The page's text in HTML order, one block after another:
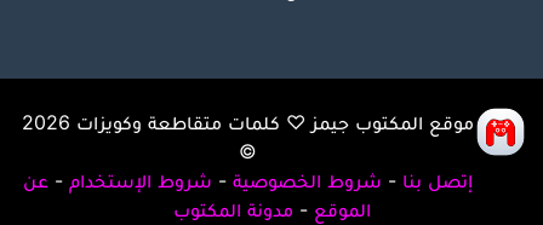
موقع المكتوب جيمز ♡
كلمات متقاطعة وكويزات 2026
©
إتصل بنا - شروط الخصوصية - شروط الإستخدام - عن
الموقع - مدونة المكتوب